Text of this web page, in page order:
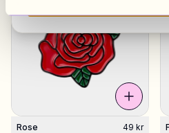
Rose 49 kr